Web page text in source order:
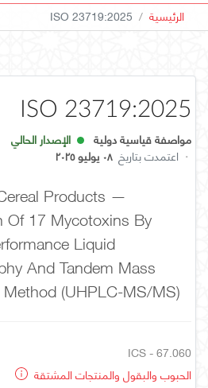
الرئيسية ISO 23719:2025
ISO 23719:2025
مواصفة قياسية دولية
الإصدار الحالي
· اعتمدت بتاريخ ٠٨ يوليو ٢٠٢٥
Products —
Of 17 Mycotoxins By
Liquid
And Tandem Mass
(UHPLC-MS/MS)
ICS - 67.060
الحبوب والبقول والمنتجات المشتقة